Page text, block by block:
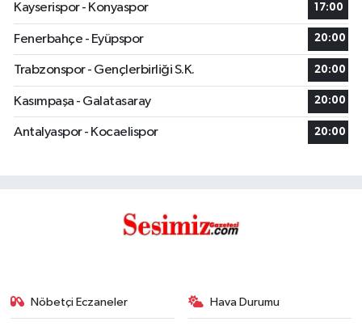
Kayserispor - Konyaspor
17:00
Fenerbahçe - Eyüpspor 20:00
Trabzonspor - Gençlerbirliği S.K. 20:00
Kasımpaşa - Galatasaray 20:00
Antalyaspor - Kocaelispor 20:00
Nöbetçi Eczaneler Hava Durumu